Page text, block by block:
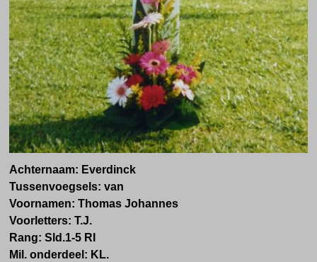
Achternaam: Everdinck
Tussenvoegsels: van
Voornamen: Thomas Johannes
Voorletters: T.J.
Rang: Sld.1-5 RI
Mil. onderdeel: KL.